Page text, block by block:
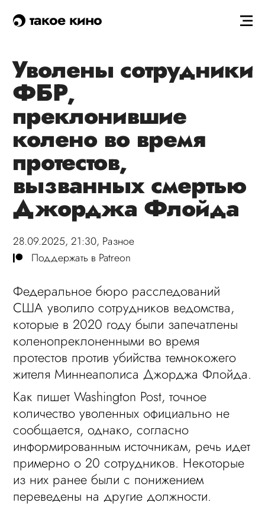
такое кино
Уволены сотрудники
ФБР,
преклонившие
колено во время
протестов,
вызванных смертью
Джорджа Флойда
28.09.2025, 21:30, Разное
Поддержать в Patreon
Федеральное бюро расследований
США уволило сотрудников ведомства,
которые в 2020 году были запечатлены
коленопреклоненными во время
протестов против убийства темнокожего
жителя Миннеаполиса Джорджа Флойда.
Как пишет Washington Post, точное
количество уволенных официально не
сообщается, однако, согласно
информированным источникам, речь идет
примерно о 20 сотрудников. Некоторые
из них ранее были с понижением
переведены на другие должности.